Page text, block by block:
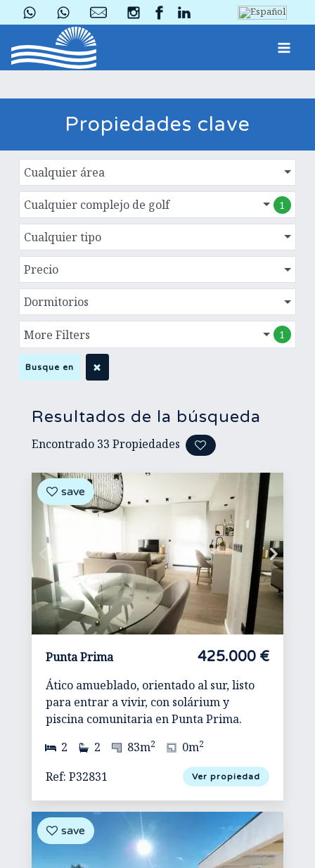
Propiedades clave
Cualquier área
Cualquier complejo de golf 1
Cualquier tipo
Precio
Dormitorios
More Filters 1
Busque en
Resultados de la búsqueda
Encontrado 33 Propiedades
Punta Prima 425.000 €
Ático amueblado, orientado al sur, listo
para entrar a vivir, con solárium y
piscina comunitaria en Punta Prima.
2
2 83m2 0m2
Ref: P32831 Ver propiedad